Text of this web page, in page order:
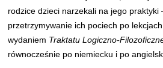
rodzice dzieci narzekali na jego praktyki
przetrzymywanie ich pociech po
wydaniem Traktatu Logiczno-
równocześnie po niemiecku i po